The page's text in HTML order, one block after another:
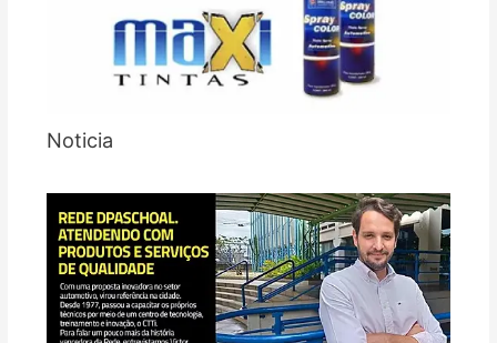
Noticia